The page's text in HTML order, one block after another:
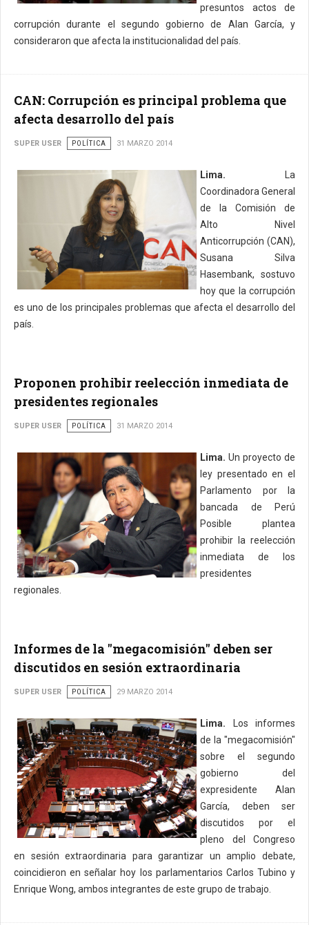
presuntos actos de
corrupción durante el segundo gobierno de Alan García, y
consideraron que afecta la institucionalidad del país.
CAN: Corrupción es principal problema que
afecta desarrollo del país
SUPER USER POLÍTICA 31 MARZO 2014
Lima. La
Coordinadora General
de la Comisión de
Alto Nivel
Anticorrupción (CAN),
Susana Silva
Hasembank, sostuvo
hoy que la corrupción
es uno de los principales problemas que afecta el desarrollo del
país.
Proponen prohibir reelección inmediata de
presidentes regionales
SUPER USER POLÍTICA 31 MARZO 2014
Lima. Un proyecto de
ley presentado en el
Parlamento por la
bancada de Perú
Posible plantea
prohibir la reelección
inmediata de los
presidentes
regionales.
Informes de la "megacomisión" deben ser
discutidos en sesión extraordinaria
SUPER USER POLÍTICA 29 MARZO 2014
Lima. Los informes
de la "megacomisión"
sobre el segundo
gobierno del
expresidente Alan
García, deben ser
discutidos por el
pleno del Congreso
en sesión extraordinaria para garantizar un amplio debate,
coincidieron en señalar hoy los parlamentarios Carlos Tubino y
Enrique Wong, ambos integrantes de este grupo de trabajo.